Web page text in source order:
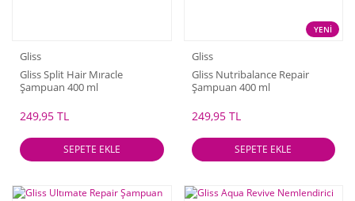
Gliss
Gliss Split Hair Mıracle
Şampuan 400 ml
249,95 TL
SEPETE EKLE
YENİ
Gliss
Gliss Nutribalance Repair
Şampuan 400 ml
249,95 TL
SEPETE EKLE